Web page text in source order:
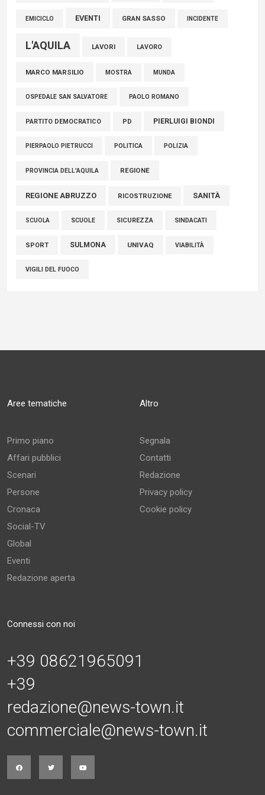
EMICICLO EVENTI GRAN SASSO INCIDENTE
L'AQUILA LAVORI LAVORO
MARCO MARSILIO MOSTRA MUNDA
OSPEDALE SAN SALVATORE PAOLO ROMANO
PARTITO DEMOCRATICO PD PIERLUIGI BIONDI
PIERPAOLO PIETRUCCI POLITICA POLIZIA
PROVINCIA DELL'AQUILA REGIONE
REGIONE ABRUZZO RICOSTRUZIONE SANITÀ
SCUOLA SCUOLE SICUREZZA SINDACATI
SPORT SULMONA UNIVAQ VIABILITÀ
VIGILI DEL FUOCO
Aree tematiche
Primo piano
Affari pubblici
Scenari
Persone
Cronaca
Social-TV
Global
Eventi
Redazione aperta
Altro
Segnala
Contatti
Redazione
Privacy policy
Cookie policy
Connessi con noi
+39 08621965091
+39
redazione@news-town.it
commerciale@news-town.it